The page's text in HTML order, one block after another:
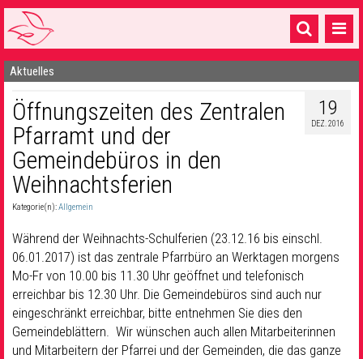
Startseite
1 Pfarrei
16 Gemeinden & mehr
Gottesdienste & Sinnsuche
Sakramente & Feste
Gemeinschaft & Soziales
Musik& Kultur
Seelsorge & Kontakt
Aktuelles
19
DEZ. 2016
Öffnungszeiten des Zentralen
Pfarramt und der
Gemeindebüros in den
Weihnachtsferien
Kategorie(n):Allgemein
Während der Weihnachts-Schulferien (23.12.16 bis einschl.
06.01.2017) ist das zentrale Pfarrbüro an Werktagen morgens
Mo-Fr von 10.00 bis 11.30 Uhr geöffnet und telefonisch
erreichbar bis 12.30 Uhr. Die Gemeindebüros sind auch nur
eingeschränkt erreichbar, bitte entnehmen Sie dies den
Gemeindeblättern. Wir wünschen auch allen Mitarbeiterinnen
und Mitarbeitern der Pfarrei und der Gemeinden, die das ganze